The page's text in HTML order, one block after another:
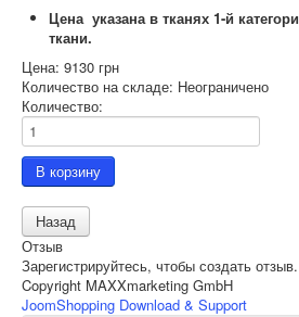
Цена указана в тканях 1-й
ткани.
Цена: 9130 грн
Количество на складе: Неограничено
Количество:
Отзыв
Зарегистрируйтесь, чтобы создать отзыв.
Copyright MAXXmarketing GmbH
JoomShopping Download & Support